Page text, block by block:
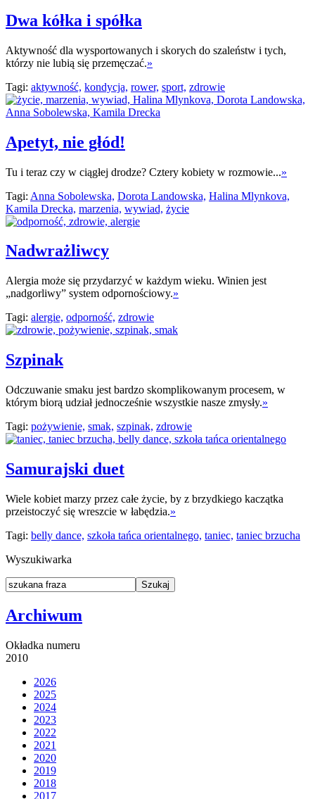
Dwa kółka i spółka
Aktywność dla wysportowanych i skorych do szaleństw i tych,
którzy nie lubią się przemęczać.»
Tagi: aktywność, kondycja, rower, sport, zdrowie
Apetyt, nie głód!
Tu i teraz czy w ciągłej drodze? Cztery kobiety w rozmowie...»
Tagi: Anna Sobolewska, Dorota Landowska, Halina Mlynkova,
Kamila Drecka, marzenia, wywiad, życie
Nadwrażliwcy
Alergia może się przydarzyć w każdym wieku. Winien jest
„nadgorliwy” system odpornościowy.»
Tagi: alergie, odporność, zdrowie
Szpinak
Odczuwanie smaku jest bardzo skomplikowanym procesem, w
którym biorą udział jednocześnie wszystkie nasze zmysły.»
Tagi: pożywienie, smak, szpinak, zdrowie
Samurajski duet
Wiele kobiet marzy przez całe życie, by z brzydkiego kaczątka
przeistoczyć się wreszcie w łabędzia.»
Tagi: belly dance, szkoła tańca orientalnego, taniec, taniec brzucha
Wyszukiwarka
Archiwum
Okładka numeru
2010
2026
2025
2024
2023
2022
2021
2020
2019
2018
2017